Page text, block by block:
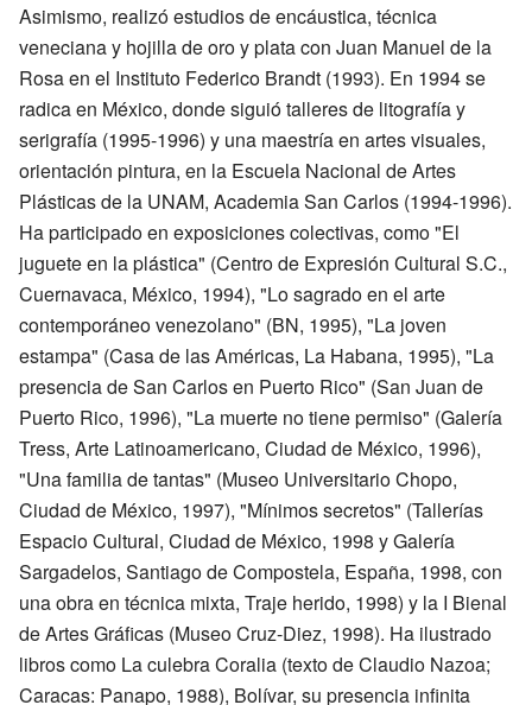
Asimismo, realizó estudios de encáustica, técnica
veneciana y hojilla de oro y plata con Juan Manuel de la
Rosa en el Instituto Federico Brandt (1993). En 1994 se
radica en México, donde siguió talleres de litografía y
serigrafía (1995-1996) y una maestría en artes visuales,
orientación pintura, en la Escuela Nacional de Artes
Plásticas de la UNAM, Academia San Carlos (1994-1996).
Ha participado en exposiciones colectivas, como "El
juguete en la plástica" (Centro de Expresión Cultural S.C.,
Cuernavaca, México, 1994), "Lo sagrado en el arte
contemporáneo venezolano" (BN, 1995), "La joven
estampa" (Casa de las Américas, La Habana, 1995), "La
presencia de San Carlos en Puerto Rico" (San Juan de
Puerto Rico, 1996), "La muerte no tiene permiso" (Galería
Tress, Arte Latinoamericano, Ciudad de México, 1996),
"Una familia de tantas" (Museo Universitario Chopo,
Ciudad de México, 1997), "Mínimos secretos" (Tallerías
Espacio Cultural, Ciudad de México, 1998 y Galería
Sargadelos, Santiago de Compostela, España, 1998, con
una obra en técnica mixta, Traje herido, 1998) y la I Bienal
de Artes Gráficas (Museo Cruz-Diez, 1998). Ha ilustrado
libros como La culebra Coralia (texto de Claudio Nazoa;
Caracas: Panapo, 1988), Bolívar, su presencia infinita